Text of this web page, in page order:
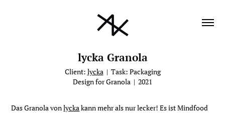
lycka Granola
Client: lycka| Task: Packaging
Design for Granola | 2021​
Das Granola vonlyckakann mehr als nur lecker! Es ist Mindfood